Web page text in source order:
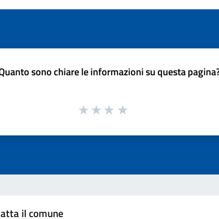
sono chiare le informazioni su questa
il comune